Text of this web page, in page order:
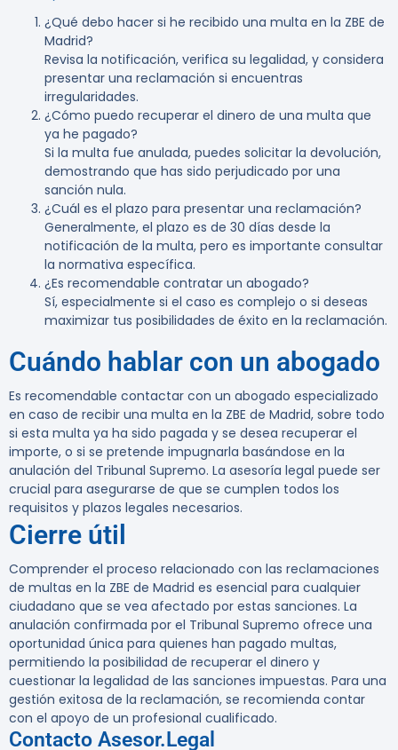
¿Qué debo hacer si he recibido una multa en la ZBE de
Madrid?
Revisa la notificación, verifica su legalidad, y considera
presentar una reclamación si encuentras
irregularidades.
¿Cómo puedo recuperar el dinero de una multa que
ya he pagado?
Si la multa fue anulada, puedes solicitar la devolución,
demostrando que has sido perjudicado por una
sanción nula.
¿Cuál es el plazo para presentar una reclamación?
Generalmente, el plazo es de 30 días desde la
notificación de la multa, pero es importante consultar
la normativa específica.
¿Es recomendable contratar un abogado?
Sí, especialmente si el caso es complejo o si deseas
maximizar tus posibilidades de éxito en la reclamación.
Cuándo hablar con un abogado
Es recomendable contactar con un abogado especializado
en caso de recibir una multa en la ZBE de Madrid, sobre todo
si esta multa ya ha sido pagada y se desea recuperar el
importe, o si se pretende impugnarla basándose en la
anulación del Tribunal Supremo. La asesoría legal puede ser
crucial para asegurarse de que se cumplen todos los
requisitos y plazos legales necesarios.
Cierre útil
Comprender el proceso relacionado con las reclamaciones
de multas en la ZBE de Madrid es esencial para cualquier
ciudadano que se vea afectado por estas sanciones. La
anulación confirmada por el Tribunal Supremo ofrece una
oportunidad única para quienes han pagado multas,
permitiendo la posibilidad de recuperar el dinero y
cuestionar la legalidad de las sanciones impuestas. Para una
gestión exitosa de la reclamación, se recomienda contar
con el apoyo de un profesional cualificado.
Contacto Asesor.Legal